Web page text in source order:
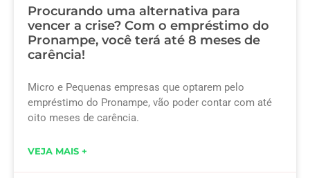
Procurando uma alternativa para
vencer a crise? Com o empréstimo do
Pronampe, você terá até 8 meses de
carência!
Micro e Pequenas empresas que optarem pelo
empréstimo do Pronampe, vão poder contar com até
oito meses de carência.
VEJA MAIS +